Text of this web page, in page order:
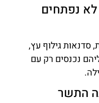
נפתחים
סדנאות גילוף עץ,
נכנסים רק עם
התשר